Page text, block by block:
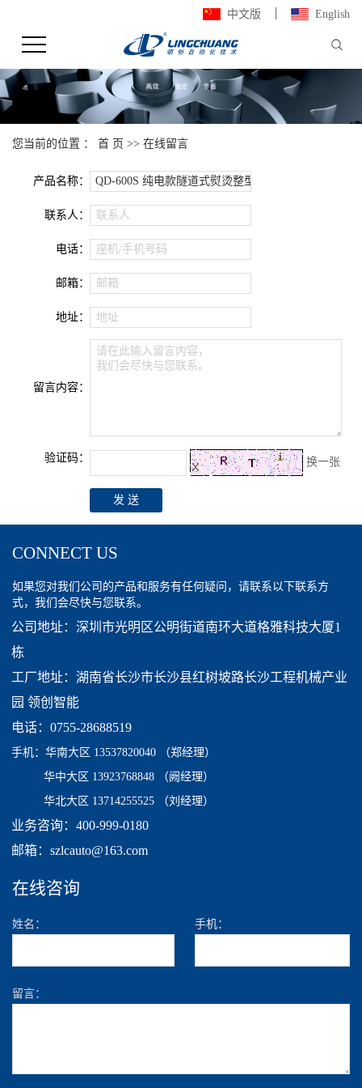
中文版 English
您当前的位置 ： 首 页 >> 在线留言
产品名称：
联系人： 联系人
电话： 座机/手机号码
邮箱： 邮箱
地址： 地址
留言内容：
请在此输入留言内容，
我们会尽快与您联系。
验证码： 换一张
CONNECT US
如果您对我们公司的产品和服务有任何疑问，请联系以下联系方
式，我们会尽快与您联系。
公司地址：深圳市光明区公明街道南环大道格雅科技大厦1
栋
工厂地址：湖南省长沙市长沙县红树坡路长沙工程机械产业
园 领创智能
电话：0755-28688519
手机： 华南大区 13537820040 （郑经理）
华中大区 13923768848 （阙经理）
华北大区 13714255525 （刘经理）
业务咨询：400-999-0180
邮箱：szlcauto@163.com
在线咨询
姓名： 手机：
留言：